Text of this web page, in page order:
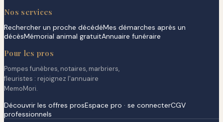
Nos services
Rechercher un proche décédéMes démarches après un
décèsMémorial animal gratuitAnnuaire funéraire
Pour les pros
Pompes funèbres, notaires, marbriers,
fleuristes : rejoignez l'annuaire
MemoMori.
Découvrir les offres prosEspace pro · se connecterCGV
professionnels